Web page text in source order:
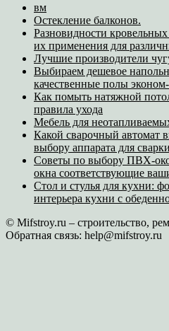
вм
Остекление балконов.
Разновидности
их применения для
Лучшие производители
Выбираем дешевое
качественные полы эконом-
Как помыть натяжной
правила ухода
Мебель для
Какой сварочный автомат
выбору аппарата для
Советы по выбору ПВХ-
окна соответствующие
Стол и стулья для кухни:
интерьера кухни с
© Mifstroy.ru – строительство,
Обратная связь: help@mifstroy.ru